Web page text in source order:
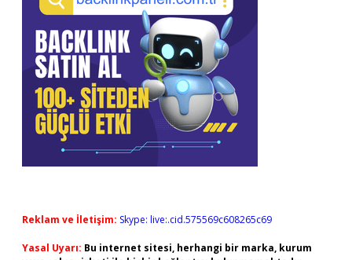
Reklam ve İletişim: Skype: live:.cid.575569c608265c69
Yasal Uyarı: Bu internet sitesi, herhangi bir marka, kurum